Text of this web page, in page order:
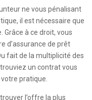
ne vous pénalisant
il est nécessaire que
Grâce à ce droit, vous
d’assurance de prêt
fait de la multiplicité des
un contrat vous
pratique.
l’offre la plus